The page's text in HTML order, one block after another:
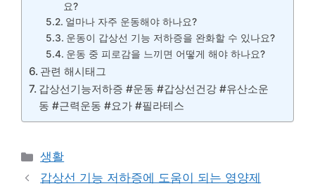
요?
얼마나 자주 운동해야 하나요?
운동이 갑상선 기능 저하증을 완화할 수 있나요?
운동 중 피로감을 느끼면 어떻게 해야 하나요?
관련 해시태그
갑상선기능저하증 #운동 #갑상선건강 #유산소운
동 #근력운동 #요가 #필라테스
카
테
생활
갑상선 기능 저하증에 도움이 되는 영양제